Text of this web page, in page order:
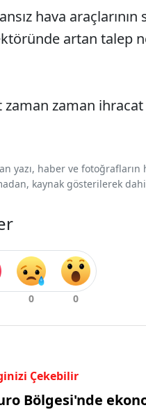
hava araçlarının
artan talep
zaman zaman ihracat
yazı, haber ve fotoğrafların
kaynak gösterilerek
Çekebilir
Bölgesi'nde